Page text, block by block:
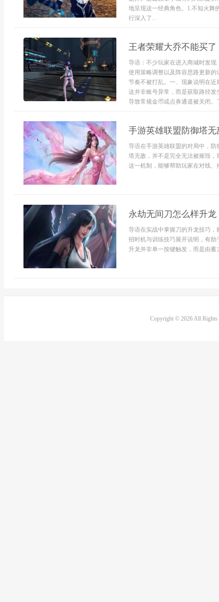
地呈现这一经典角色。1.不知火舞
行深入了...
王者荣耀大乔不能买了
导语：不少玩家在进入商城时发
使用策略调整以及阵容思路更新
节奏不被打乱。一、现象说明在
这并非账号异常，而是获取路径
导致常规金币或点券通道被关闭。
手游英雄联盟防御塔无
导语在手游英雄联盟的对局中，
塔无敌，并不是完全无法被摧毁
这一机制，能够帮助玩家在对线、
永劫无间刀怎么样升龙
导语在实战中掌握刀的升龙技巧
招时机与训练技巧展开说明，有
升龙并非单一按键触发，而是由蓄
Copyright © 2026 All